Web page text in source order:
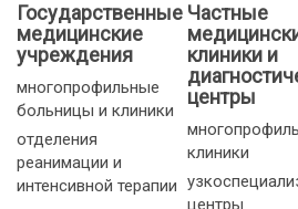
Государственные
медицинские
учреждения
многопрофильные
больницы и клиники
отделения
реанимации и
интенсивной терапии
Частные
клиники и
центры
клиники
центры